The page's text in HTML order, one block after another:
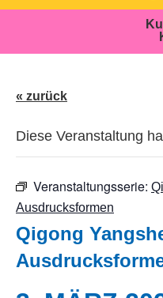
« zurück
Diese Veranstaltung
Veranstaltungsserie:
Ausdrucksformen
Qigong